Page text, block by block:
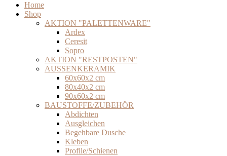
Home
Shop
AKTION "PALETTENWARE"
Ardex
Ceresit
Sopro
AKTION "RESTPOSTEN"
AUSSENKERAMIK
60x60x2 cm
80x40x2 cm
90x60x2 cm
BAUSTOFFE/ZUBEHÖR
Abdichten
Ausgleichen
Begehbare Dusche
Kleben
Profile/Schienen